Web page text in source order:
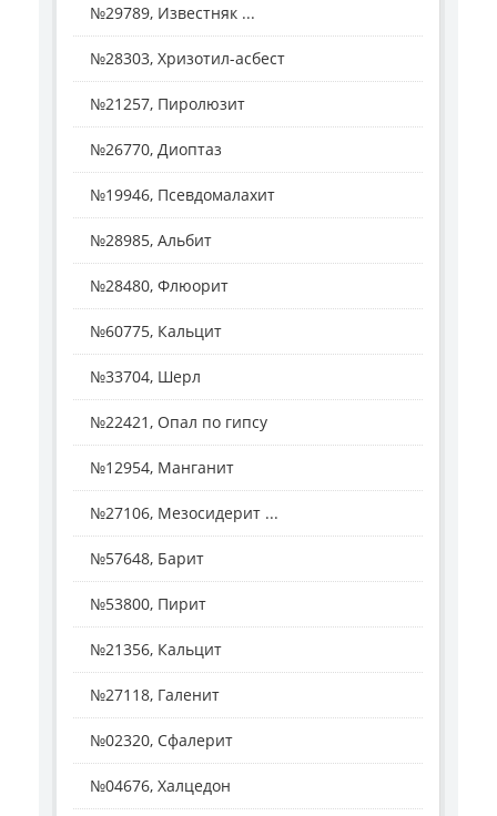
№29789, Известняк ...
№28303, Хризотил-асбест
№21257, Пиролюзит
№26770, Диоптаз
№19946, Псевдомалахит
№28985, Альбит
№28480, Флюорит
№60775, Кальцит
№33704, Шерл
№22421, Опал по гипсу
№12954, Манганит
№27106, Мезосидерит ...
№57648, Барит
№53800, Пирит
№21356, Кальцит
№27118, Галенит
№02320, Сфалерит
№04676, Халцедон